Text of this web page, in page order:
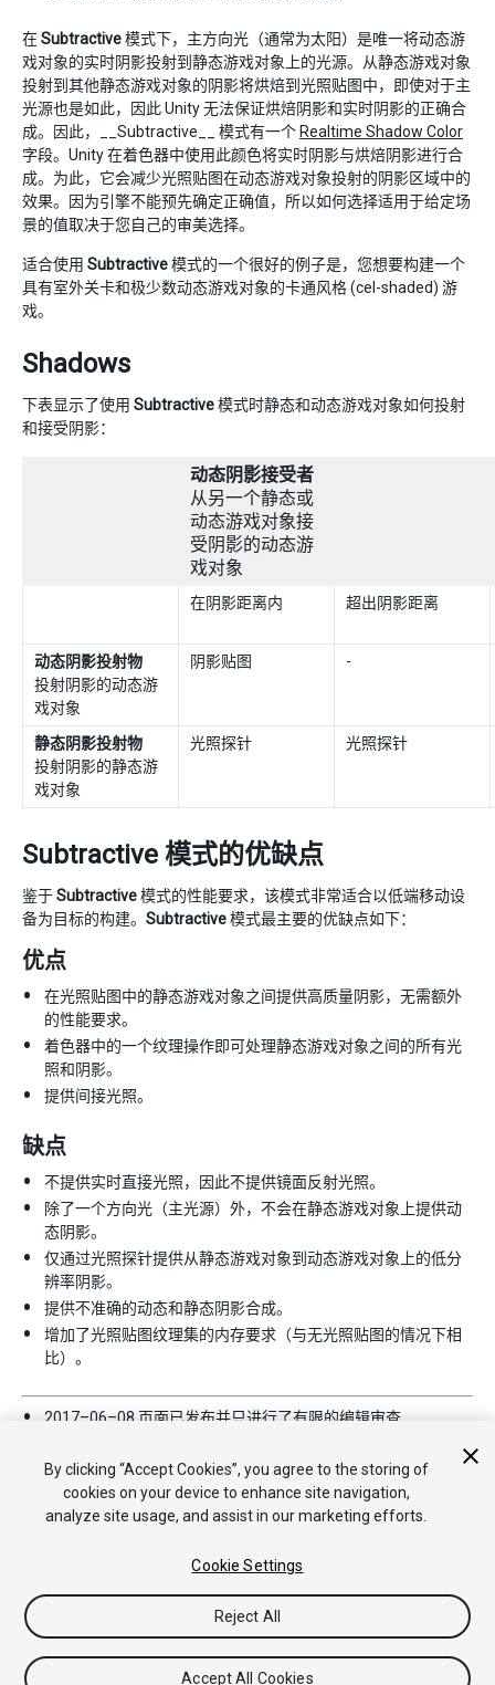
在Subtractive模式下，主方向光（通常为太阳）是唯一将动态游
戏对象的实时阴影投射到静态游戏对象上的光源。从静态游戏对象
投射到其他静态游戏对象的阴影将烘焙到光照贴图中，即使对于主
光源也是如此，因此 Unity 无法保证烘焙阴影和实时阴影的正确合
成。因此，__Subtractive__ 模式有一个 Realtime Shadow Color
字段。Unity 在着色器中使用此颜色将实时阴影与烘焙阴影进行合
成。为此，它会减少光照贴图在动态游戏对象投射的阴影区域中的
效果。因为引擎不能预先确定正确值，所以如何选择适用于给定场
景的值取决于您自己的审美选择。
适合使用 Subtractive模式的一个很好的例子是，您想要构建一个
具有室外关卡和极少数动态游戏对象的卡通风格 (cel-shaded) 游
戏。
Shadows
下表显示了使用 Subtractive模式时静态和动态游戏对象如何投射
和接受阴影：
动态阴影接受者
从另一个静态或
动态游戏对象接
受阴影的动态游
戏对象
在阴影距离内 超出阴影距离
动态阴影投射物
投射阴影的动态游
戏对象
阴影贴图 -
静态阴影投射物
投射阴影的静态游
戏对象
光照探针 光照探针
Subtractive 模式的优缺点
鉴于Subtractive模式的性能要求，该模式非常适合以低端移动设
备为目标的构建。 Subtractive模式最主要的优缺点如下：
优点
在光照贴图中的静态游戏对象之间提供高质量阴影，无需额外
的性能要求。
着色器中的一个纹理操作即可处理静态游戏对象之间的所有光
照和阴影。
提供间接光照。
缺点
不提供实时直接光照，因此不提供镜面反射光照。
除了一个方向光（主光源）外，不会在静态游戏对象上提供动
态阴影。
仅通过光照探针提供从静态游戏对象到动态游戏对象上的低分
辨率阴影。
提供不准确的动态和静态阴影合成。
增加了光照贴图纹理集的内存要求（与无光照贴图的情况下相
比）。
2017–06–08 页面已发布并只进行了有限的编辑审查
版权所有 © 2019 Unity Technologies. Publication 2019.1
策
不要出售或分享我的个人信息
By clicking “Accept Cookies”, you agree to the storing of
cookies on your device to enhance site navigation,
analyze site usage, and assist in our marketing efforts.
Cookie Settings
Reject All
Accept All Cookies